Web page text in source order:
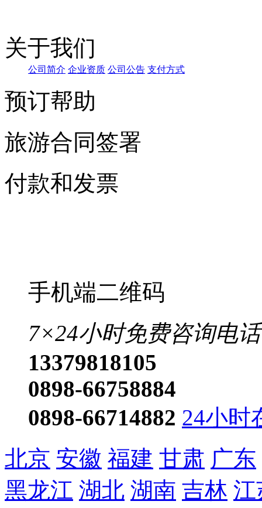
关于我们
公司简介 企业资质 公司公告 支付方式
预订帮助
旅游合同签署
付款和发票
手机端二维码
7×24小时免费咨询电话
13379818105
0898-66758884
0898-66714882 24小时
北京 安徽 福建 甘肃 广东
黑龙江 湖北 湖南 吉林 江